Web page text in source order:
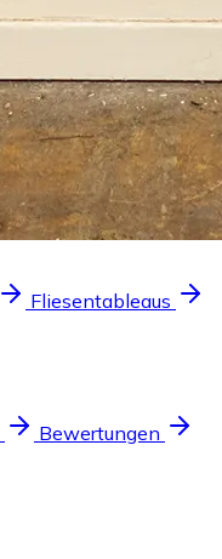
Fliesentableaus
Bewertungen